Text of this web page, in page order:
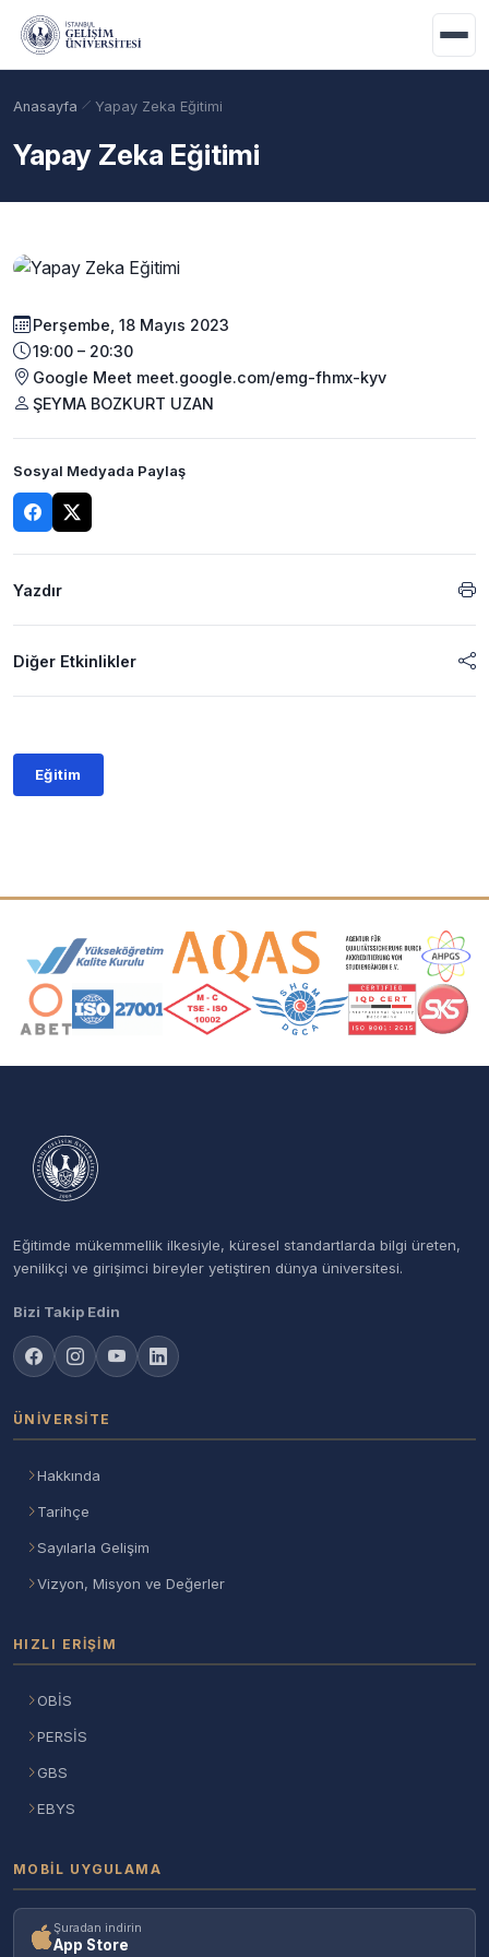
Ana içeriğe geç
Akademik Takvim Burslar Taban Puanlar
Anasayfa Yapay Zeka Eğitimi
Yapay Zeka Eğitimi
Perşembe, 18 Mayıs 2023
19:00 – 20:30
Google Meet meet.google.com/emg-fhmx-kyv
ŞEYMA BOZKURT UZAN
Sosyal Medyada Paylaş
Yazdır
Diğer Etkinlikler
Eğitim
Akreditasyon ve Üyelik Logoları
Eğitimde mükemmellik ilkesiyle, küresel standartlarda bilgi üreten,
yenilikçi ve girişimci bireyler yetiştiren dünya üniversitesi.
Bizi Takip Edin
ÜNIVERSITE
Hakkında
Tarihçe
Sayılarla Gelişim
Vizyon, Misyon ve Değerler
HIZLI ERIŞIM
OBİS
PERSİS
GBS
EBYS
MOBIL UYGULAMA
Şuradan indirin
App Store